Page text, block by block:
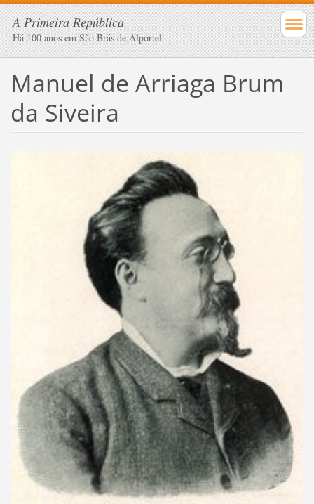
A Primeira República
Há 100 anos em São Brás de Alportel
Manuel de Arriaga Brum
da Siveira